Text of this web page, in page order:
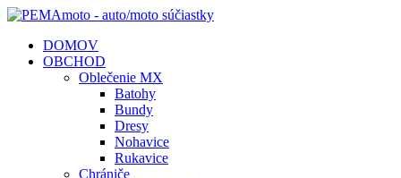
DOMOV
OBCHOD
Oblečenie MX
Batohy
Bundy
Dresy
Nohavice
Rukavice
Chrániče